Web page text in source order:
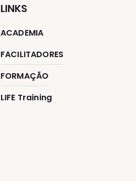
LINKS
ACADEMIA
FACILITADORES
FORMAÇÃO
LIFE Training